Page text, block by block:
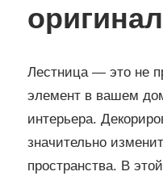
Лестница — это не
элемент в вашем
интерьера.
значительно
пространства. В